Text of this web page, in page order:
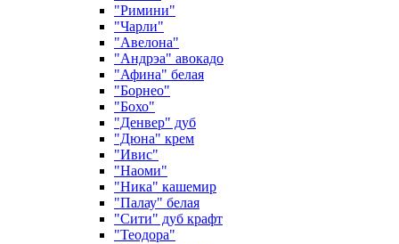
"Римини"
"Чарли"
"Авелона"
"Андрэа" авокадо
"Афина" белая
"Борнео"
"Бохо"
"Денвер" дуб
"Дюна" крем
"Ивис"
"Наоми"
"Ника" кашемир
"Палау" белая
"Сити" дуб крафт
"Теодора"